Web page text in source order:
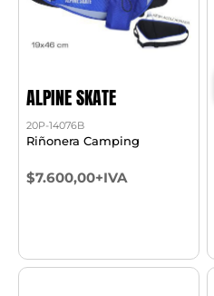
ALPINE SKATE
20P-14076B
Riñonera Camping
$7.600,00+IVA